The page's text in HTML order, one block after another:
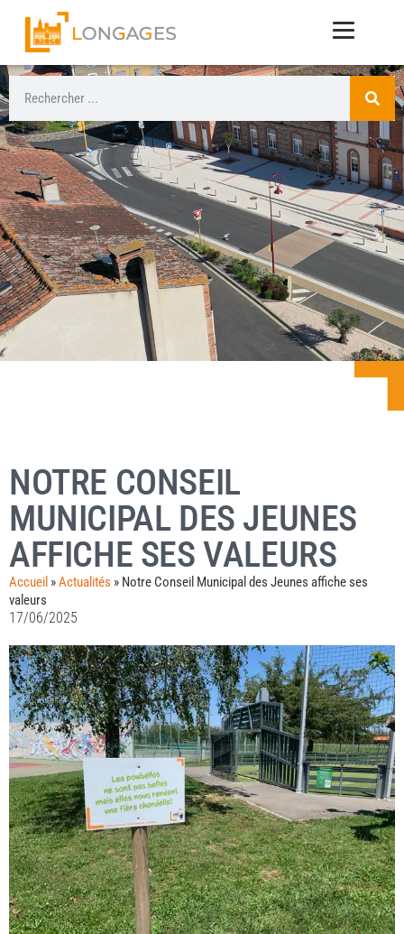
NOTRE CONSEIL
MUNICIPAL DES JEUNES
AFFICHE SES VALEURS
Accueil »Actualités » Notre Conseil Municipal des Jeunes affiche ses
valeurs
17/06/2025